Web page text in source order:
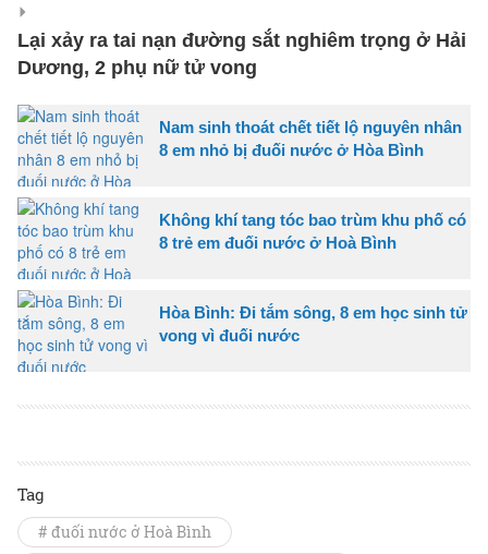
Lại xảy ra tai nạn đường sắt nghiêm trọng ở Hải
Dương, 2 phụ nữ tử vong
Nam sinh thoát chết tiết lộ nguyên nhân
8 em nhỏ bị đuối nước ở Hòa Bình
Không khí tang tóc bao trùm khu phố có
8 trẻ em đuối nước ở Hoà Bình
Hòa Bình: Đi tắm sông, 8 em học sinh tử
vong vì đuối nước
Tag
# đuối nước ở Hoà Bình